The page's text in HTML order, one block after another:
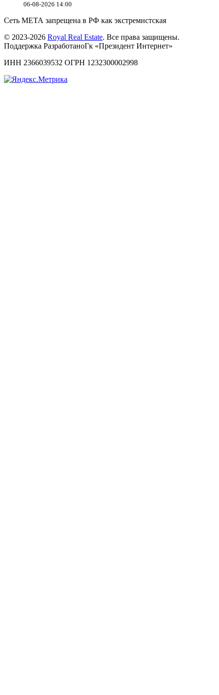
06-08-2026 14:00
Сеть МЕТА запрещена в РФ как экстремистская
© 2023-2026 Royal Real Estate. Все права защищены.
Поддержка РазработаноГк «Президент Интернет»
ИНН 2366039532 ОГРН 1232300002998